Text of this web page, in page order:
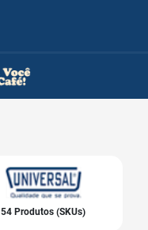
54 Produtos (SKUs)